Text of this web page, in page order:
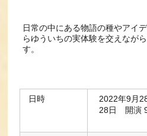
日常の中にある物語の種やアイ
らゆういちの実体験を交えなが
す。
日時
2022年9月
28日 開演